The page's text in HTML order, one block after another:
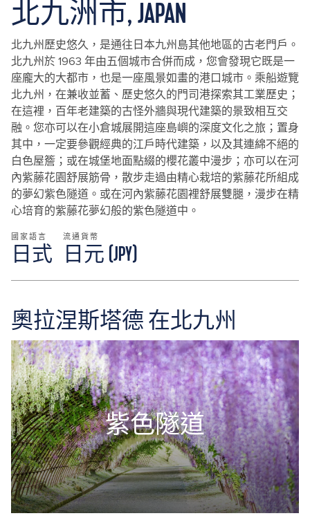
北九洲市, JAPAN
北九州歷史悠久，是通往日本九州島其他地區的古老門戶。
北九州於 1963 年由五個城市合併而成，您會發現它既是一
座龐大的大都市，也是一座風景如畫的港口城市。乘船遊覽
北九州，在兼收並蓄、歷史悠久的門司港探索其工業歷史；
在這裡，百年老建築的古怪外牆與現代建築的景致相互交
融。您亦可以在小倉城展開這座島嶼的深度文化之旅；置身
其中，一定要參觀經典的江戶時代建築，以及其連綿不絕的
白色屋簷；或在城堡地面點綴的櫻花叢中漫步；亦可以在河
內紫藤花園舒展筋骨，散步走過由精心栽培的紫藤花所組成
的夢幻紫色隧道。或在河內紫藤花園裡舒展雙腿，漫步在精
心培育的紫藤花夢幻般的紫色隧道中。
國家語言
日式
流通貨幣
日元 (JPY)
奧拉涅斯塔德 在北九州
紫色隧道